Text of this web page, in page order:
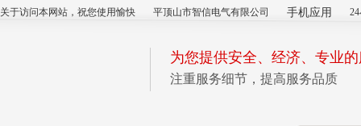
关于访问本网站，祝您使用愉快 平顶山市智信电气有限公司 手机应用
为您提供安全、经济、专业
注重服务细节，提高服务品质